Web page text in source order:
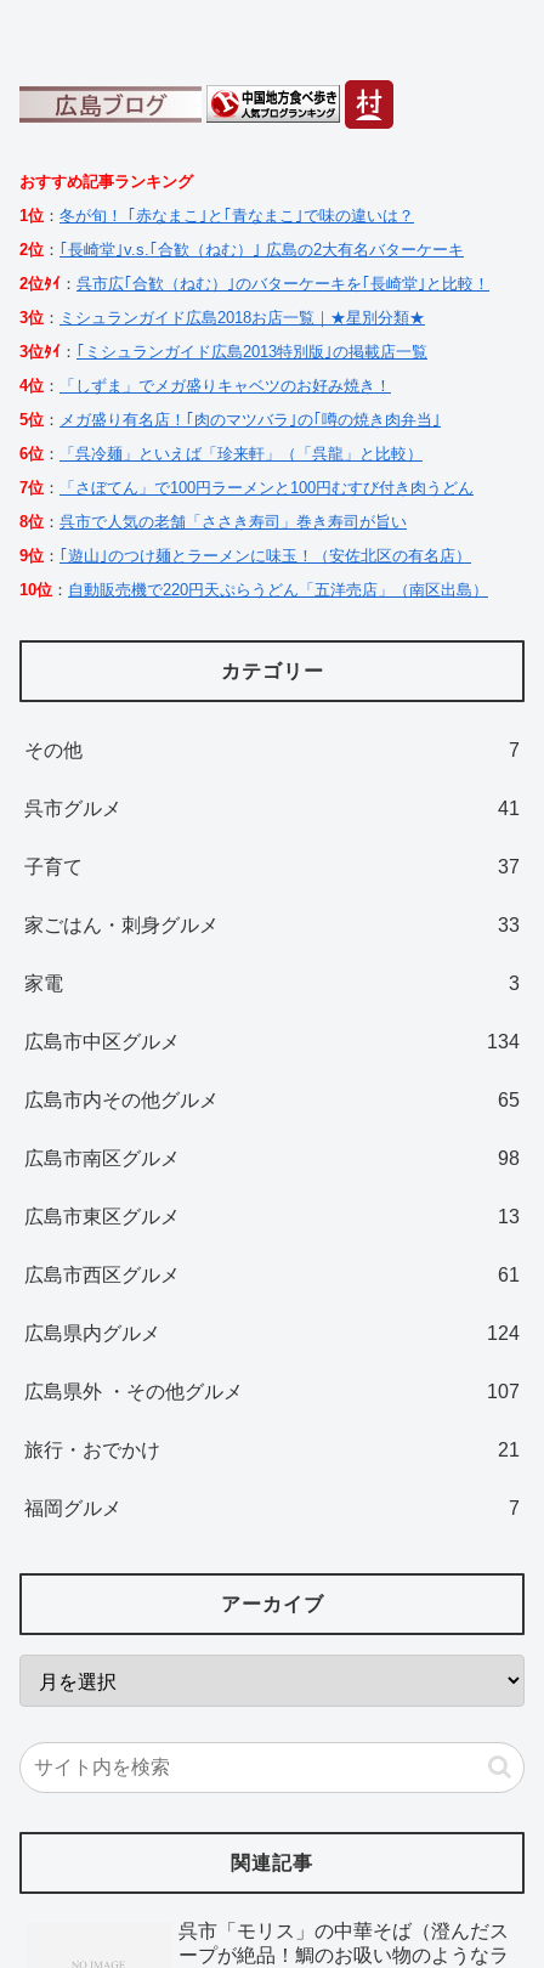
おすすめ記事ランキング
1位 ： 冬が旬！ ｢赤なまこ｣と｢青なまこ｣で味の違いは？
2位 ： ｢長崎堂｣v.s.｢合歓（ねむ）｣ 広島の2大有名バターケーキ
2位ﾀｲ ： 呉市広｢合歓（ねむ）｣のバターケーキを｢長崎堂｣と比較！
3位 ： ミシュランガイド広島2018お店一覧｜★星別分類★
3位ﾀｲ ： ｢ミシュランガイド広島2013特別版｣の掲載店一覧
4位 ：
「しずま」でメガ盛りキャベツのお好み焼き！
5位 ： メガ盛り有名店！｢肉のマツバラ｣の｢噂の焼き肉弁当｣
6位 ：
「呉冷麺」といえば「珍来軒」（「呉龍」と比較）
7位 ：
「さぼてん」で100円ラーメンと100円むすび付き肉うどん
8位 ： 呉市で人気の老舗「ささき寿司」巻き寿司が旨い
9位 ： ｢遊山｣のつけ麺とラーメンに味玉！（安佐北区の有名店）
10位 ： 自動販売機で220円天ぷらうどん「五洋売店」（南区出島）
カテゴリー
その他 7
呉市グルメ 41
子育て 37
家ごはん・刺身グルメ 33
家電 3
広島市中区グルメ 134
広島市内その他グルメ 65
広島市南区グルメ 98
広島市東区グルメ 13
広島市西区グルメ 61
広島県内グルメ 124
広島県外 ・その他グルメ 107
旅行・おでかけ 21
福岡グルメ 7
アーカイブ
関連記事
呉市「モリス」の中華そば（澄んだス
ープが絶品！鯛のお吸い物のようなラ